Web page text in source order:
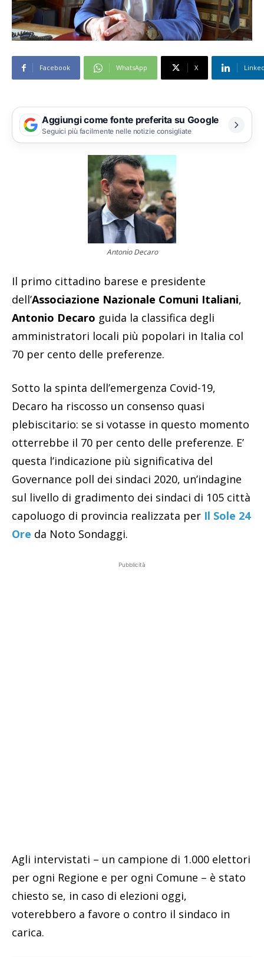
Facebook WhatsApp X
Aggiungi come fonte preferita su Google
Seguici più facilmente nelle notizie consigliate
Antonio Decaro
Il primo cittadino barese e presidente
dell’Associazione Nazionale Comuni Italiani,
Antonio Decaro guida la classifica degli
amministratori locali più popolari in Italia col
70 per cento delle preferenze.
Sotto la spinta dell’emergenza Covid-19,
Decaro ha riscosso un consenso quasi
plebiscitario: se si votasse in questo momento
otterrebbe il 70 per cento delle preferenze. E’
questa l’indicazione più significativa del
Governance poll dei sindaci 2020, un’indagine
sul livello di gradimento dei sindaci di 105 città
capoluogo di provincia realizzata per Il Sole 24
Ore da Noto Sondaggi.
Pubblicità
Agli intervistati – un campione di 1.000 elettori
per ogni Regione e per ogni Comune – è stato
chiesto se, in caso di elezioni oggi,
voterebbero a favore o contro il sindaco in
carica.